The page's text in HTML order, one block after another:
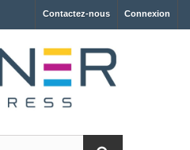
Connexion
Contactez-nous